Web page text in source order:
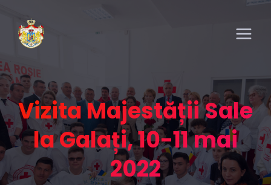
Vizita Majestății Sale
la Galați, 10-11 mai
2022